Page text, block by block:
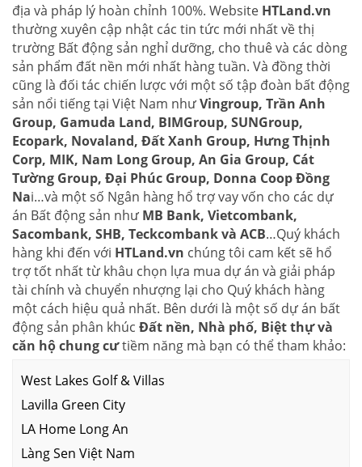
địa và pháp lý hoàn chỉnh 100%. Website HTLand.vn
thường xuyên cập nhật các tin tức mới nhất về thị
trường Bất động sản nghỉ dưỡng, cho thuê và các dòng
sản phẩm đất nền mới nhất hàng tuần. Và đồng thời
cũng là đối tác chiến lược với một số tập đoàn bất động
sản nổi tiếng tại Việt Nam nhưVingroup, Trần Anh
Group, Gamuda Land, BIMGroup, SUNGroup,
Ecopark, Novaland, Đất Xanh Group, Hưng Thịnh
Corp, MIK, Nam Long Group, An Gia Group, Cát
Tường Group, Đại Phúc Group, Donna Coop Đồng
Nai…và một số Ngân hàng hổ trợ vay vốn cho các dự
án Bất động sản như MB Bank, Vietcombank,
Sacombank, SHB, Teckcombank và ACB…Quý khách
hàng khi đến với HTLand.vn chúng tôi cam kết sẽ hổ
trợ tốt nhất từ khâu chọn lựa mua dự án và giải pháp
tài chính và chuyển nhượng lại cho Quý khách hàng
một cách hiệu quả nhất. Bên dưới là một số dự án bất
động sản phân khúc Đất nền, Nhà phố, Biệt thự và
căn hộ chung cưtiềm năng mà bạn có thể tham khảo:
West Lakes Golf & Villas
Lavilla Green City
LA Home Long An
Làng Sen Việt Nam